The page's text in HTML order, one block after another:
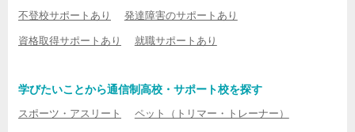
不登校サポートあり 発達障害のサポートあり
資格取得サポートあり 就職サポートあり
学びたいことから通信制高校・サポート校を探す
スポーツ・アスリート ペット（トリマー・トレーナー）